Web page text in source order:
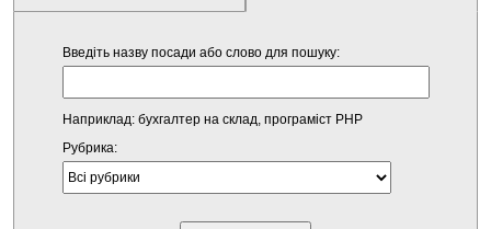
Введіть назву посади або слово для пошуку:
Наприклад: бухгалтер на склад, програміст PHP
Рубрика: